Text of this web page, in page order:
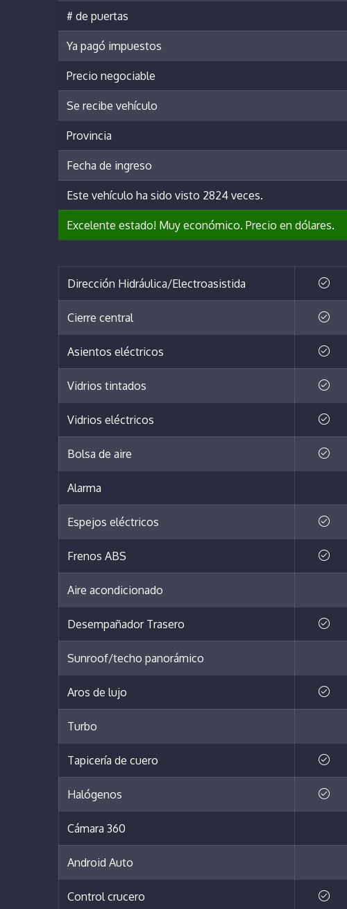
# de puertas
Ya pagó impuestos
Precio negociable
Se recibe vehículo
Provincia
Fecha de ingreso
Este vehículo ha sido visto 2824 veces.
Excelente estado! Muy económico. Precio en dólares.
Dirección Hidráulica/Electroasistida
Cierre central
Asientos eléctricos
Vidrios tintados
Vidrios eléctricos
Bolsa de aire
Alarma
Espejos eléctricos
Frenos ABS
Aire acondicionado
Desempañador Trasero
Sunroof/techo panorámico
Aros de lujo
Turbo
Tapicería de cuero
Halógenos
Cámara 360
Android Auto
Control crucero